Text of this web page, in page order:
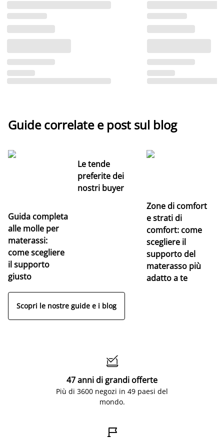
Guide correlate e post sul blog
Guida completa
alle molle per
materassi:
come scegliere
il supporto
giusto
Le tende
preferite dei
nostri buyer
Zone di comfort
e strati di
comfort: come
scegliere il
supporto del
materasso più
adatto a te
Scopri le nostre guide e i blog

47 anni di grandi offerte
Più di 3600 negozi in 49 paesi del
mondo.
